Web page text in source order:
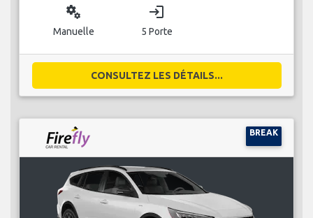
miscellaneous_services
Manuelle
login
5 Porte
CONSULTEZ LES DÉTAILS...
BREAK